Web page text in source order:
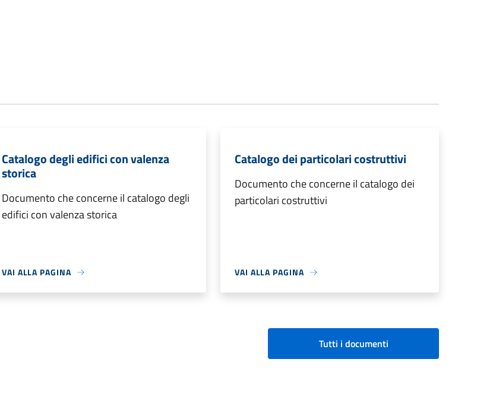
Catalogo degli edifici con valenza
storica
Documento che concerne il catalogo degli
edifici con valenza storica
VAI ALLA PAGINA
Catalogo dei particolari costruttivi
Documento che concerne il catalogo dei
particolari costruttivi
VAI ALLA PAGINA
Tutti i documenti